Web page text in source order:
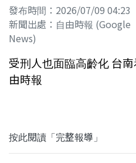
發布時間：2026/07/09 04:23
新聞出處：自由時報 (Google
News)
受刑人也面臨高齡化 台
由時報
按此閱讀「完整報導」